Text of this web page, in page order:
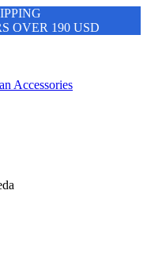
OVER 190 USD
Accessories